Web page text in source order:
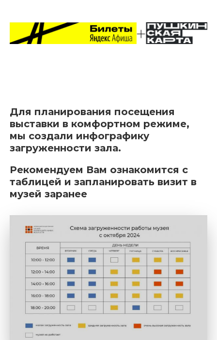
Для планирования посещения
выставки в комфортном режиме,
мы создали инфографику
загруженности зала.
Рекомендуем Вам ознакомится с
таблицей и запланировать визит в
музей заранее